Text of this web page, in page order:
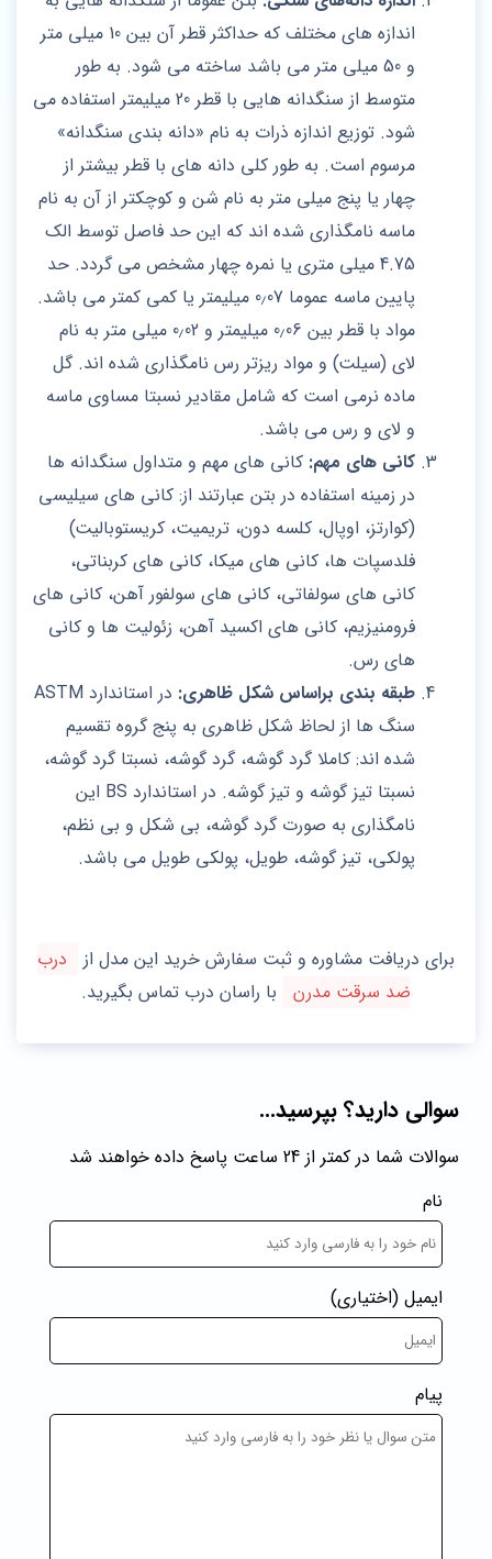
اندازه ‌های مختلف که حداکثر قطر آن بین 10 میلی متر
و 50 میلی متر می ‌باشد ساخته می ‌شود. به طور
متوسط از سنگدانه ‌هایی با قطر 20 میلیمتر استفاده می‌
شود. توزیع اندازه ذرات به نام «دانه بندی سنگدانه»
مرسوم است. به طور کلی دانه ‌های با قطر بیشتر از
چهار یا پنج میلی متر به نام شن و کوچکتر از آن به نام
ماسه نامگذاری شده‌ اند که این حد فاصل توسط الک
4.75 میلی متری یا نمره چهار مشخص می‌ گردد. حد
پایین ماسه عموما 0٫07 میلیمتر یا کمی کمتر می‌ باشد.
مواد با قطر بین 0٫06 میلیمتر و 0٫02 میلی متر به نام
لای (سیلت) و مواد ریزتر رس نامگذاری شده‌ اند. گل
ماده نرمی است که شامل مقادیر نسبتا مساوی ماسه
و لای و رس می ‌باشد.
کانی های مهم: کانی های مهم و متداول سنگدانه ‌ها
در زمینه استفاده در بتن عبارتند از: کانی های سیلیسی
(کوارتز، اوپال، کلسه دون، تریمیت، کریستوبالیت)
فلدسپات ها، کانی های میکا، کانی های کربناتی،
کانی های سولفاتی، کانی های سولفور آهن، کانی های
فرومنیزیم، کانی های اکسید آهن، زئولیت ‌ها و کانی
های رس.
طبقه بندی براساس شکل ظاهری:
در استاندارد ASTM
سنگ ها از لحاظ شکل ظاهری به پنج گروه تقسیم
شده ‌اند: کاملا گرد گوشه، گرد گوشه، نسبتا گرد گوشه،
نسبتا تیز گوشه و تیز گوشه. در استاندارد BS این
نامگذاری به صورت گرد گوشه، بی شکل و بی نظم،
پولکی، تیز گوشه، طویل، پولکی طویل می ‌باشد.
برای دریافت مشاوره و ثبت سفارش خرید این مدل از
درب
ضد سرقت مدرن
با راسان درب تماس بگیرید.
سوالی دارید؟ بپرسید...
سوالات شما در کمتر از 24 ساعت پاسخ داده خواهند شد
نام
ایمیل (اختیاری)
پیام